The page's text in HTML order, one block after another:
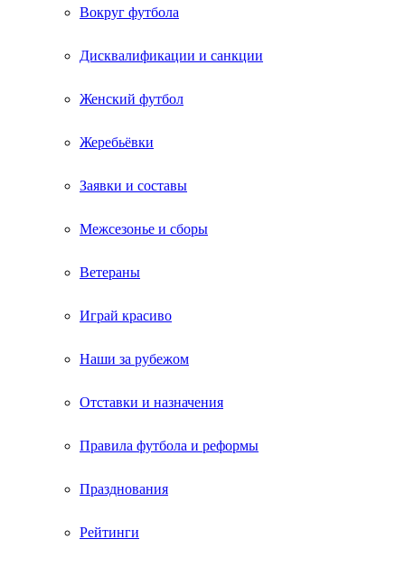
Вокруг футбола
Дисквалификации и санкции
Женский футбол
Жеребьёвки
Заявки и составы
Межсезонье и сборы
Ветераны
Играй красиво
Наши за рубежом
Отставки и назначения
Правила футбола и реформы
Празднования
Рейтинги